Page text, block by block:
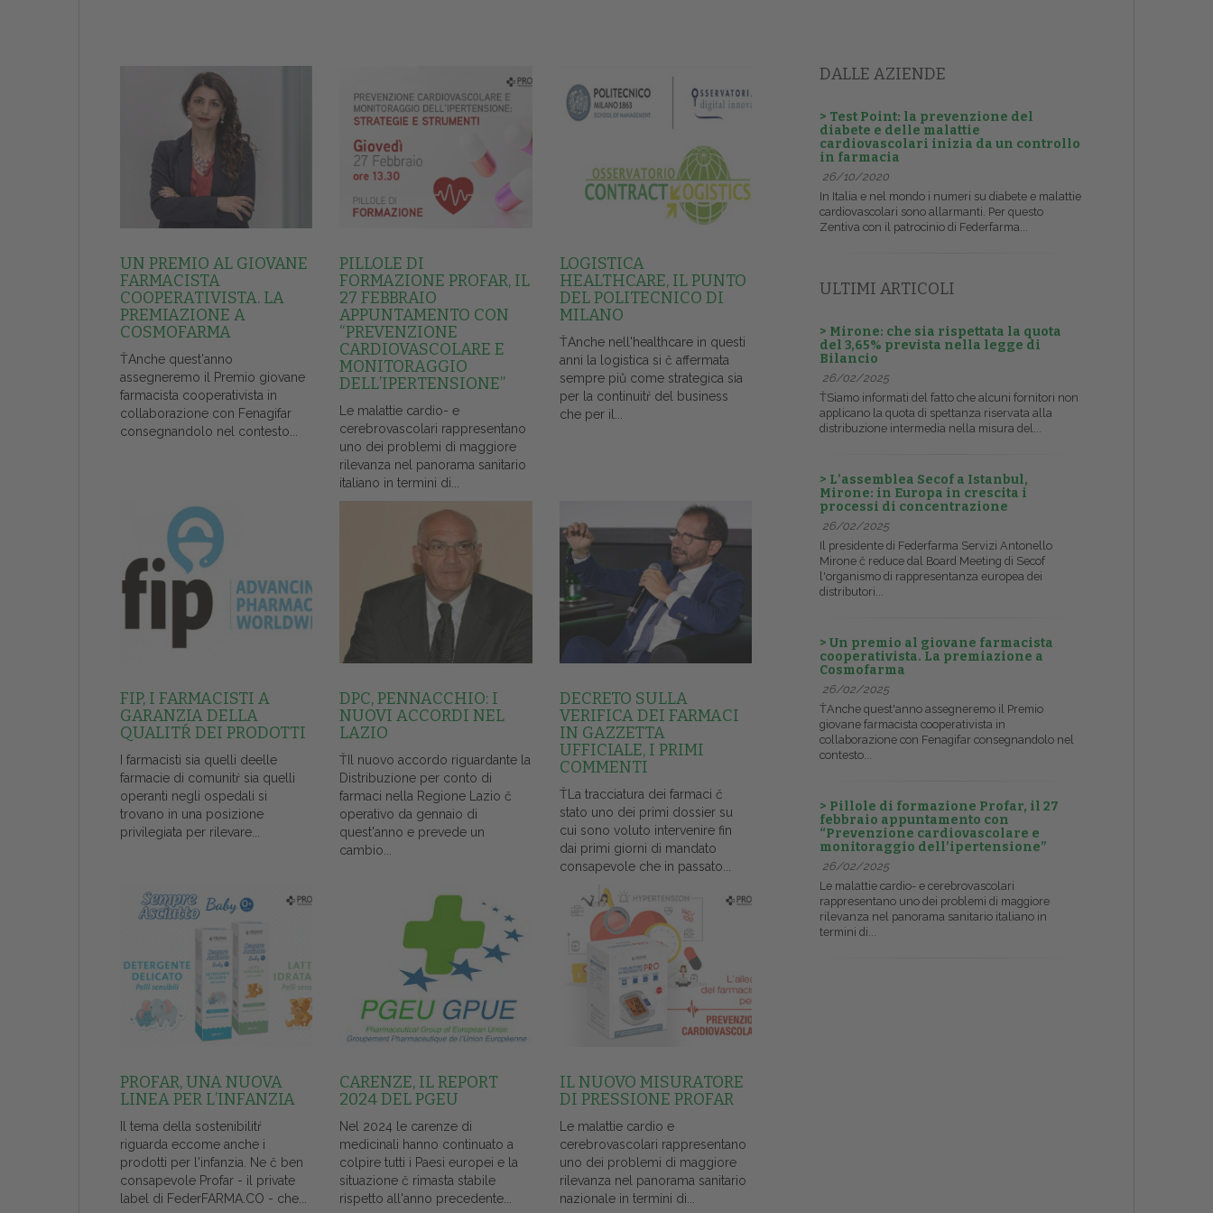
UN PREMIO AL GIOVANE
FARMACISTA
COOPERATIVISTA. LA
PREMIAZIONE A
COSMOFARMA
ŤAnche quest'anno
assegneremo il Premio giovane
farmacista cooperativista in
collaborazione con Fenagifar
consegnandolo nel contesto...
PILLOLE DI
FORMAZIONE PROFAR, IL
27 FEBBRAIO
APPUNTAMENTO CON
“PREVENZIONE
CARDIOVASCOLARE E
MONITORAGGIO
DELL’IPERTENSIONE”
Le malattie cardio- e
cerebrovascolari rappresentano
uno dei problemi di maggiore
rilevanza nel panorama sanitario
italiano in termini di...
LOGISTICA
HEALTHCARE, IL PUNTO
DEL POLITECNICO DI
MILANO
ŤAnche nell'healthcare in questi
anni la logistica si č affermata
sempre piů come strategica sia
per la continuitŕ del business
che per il...
FIP, I FARMACISTI A
GARANZIA DELLA
QUALITŔ DEI PRODOTTI
I farmacisti sia quelli deelle
farmacie di comunitŕ sia quelli
operanti negli ospedali si
trovano in una posizione
privilegiata per rilevare...
DPC, PENNACCHIO: I
NUOVI ACCORDI NEL
LAZIO
ŤIl nuovo accordo riguardante la
Distribuzione per conto di
farmaci nella Regione Lazio č
operativo da gennaio di
quest'anno e prevede un
cambio...
DECRETO SULLA
VERIFICA DEI FARMACI
IN GAZZETTA
UFFICIALE, I PRIMI
COMMENTI
ŤLa tracciatura dei farmaci č
stato uno dei primi dossier su
cui sono voluto intervenire fin
dai primi giorni di mandato
consapevole che in passato...
PROFAR, UNA NUOVA
LINEA PER L’INFANZIA
Il tema della sostenibilitŕ
riguarda eccome anche i
prodotti per l'infanzia. Ne č ben
consapevole Profar - il private
label di FederFARMA.CO - che...
CARENZE, IL REPORT
2024 DEL PGEU
Nel 2024 le carenze di
medicinali hanno continuato a
colpire tutti i Paesi europei e la
situazione č rimasta stabile
rispetto all'anno precedente...
IL NUOVO MISURATORE
DI PRESSIONE PROFAR
Le malattie cardio e
cerebrovascolari rappresentano
uno dei problemi di maggiore
rilevanza nel panorama sanitario
nazionale in termini di...
DALLE AZIENDE
> Test Point: la prevenzione del
diabete e delle malattie
cardiovascolari inizia da un controllo
in farmacia
26/10/2020
In Italia e nel mondo i numeri su diabete e malattie
cardiovascolari sono allarmanti. Per questo
Zentiva con il patrocinio di Federfarma...
ULTIMI ARTICOLI
> Mirone: che sia rispettata la quota
del 3,65% prevista nella legge di
Bilancio
26/02/2025
ŤSiamo informati del fatto che alcuni fornitori non
applicano la quota di spettanza riservata alla
distribuzione intermedia nella misura del...
> L’assemblea Secof a Istanbul,
Mirone: in Europa in crescita i
processi di concentrazione
26/02/2025
Il presidente di Federfarma Servizi Antonello
Mirone č reduce dal Board Meeting di Secof
l'organismo di rappresentanza europea dei
distributori...
> Un premio al giovane farmacista
cooperativista. La premiazione a
Cosmofarma
26/02/2025
ŤAnche quest'anno assegneremo il Premio
giovane farmacista cooperativista in
collaborazione con Fenagifar consegnandolo nel
contesto...
> Pillole di formazione Profar, il 27
febbraio appuntamento con
“Prevenzione cardiovascolare e
monitoraggio dell’ipertensione”
26/02/2025
Le malattie cardio- e cerebrovascolari
rappresentano uno dei problemi di maggiore
rilevanza nel panorama sanitario italiano in
termini di...